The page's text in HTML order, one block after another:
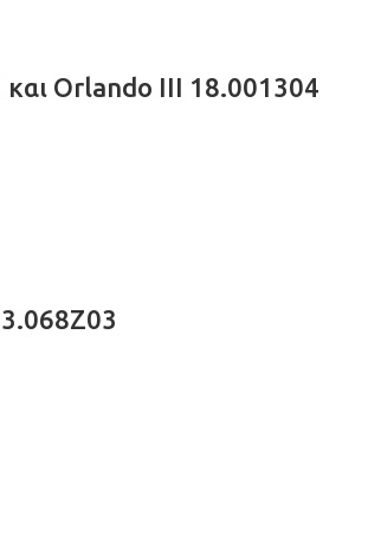
και Orlando III 18.001304